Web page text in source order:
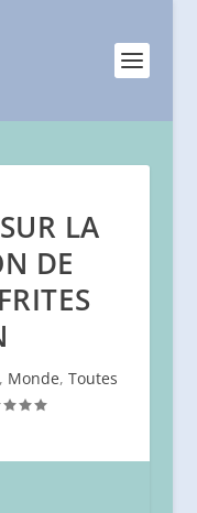
LA
DE
, Monde, Toutes